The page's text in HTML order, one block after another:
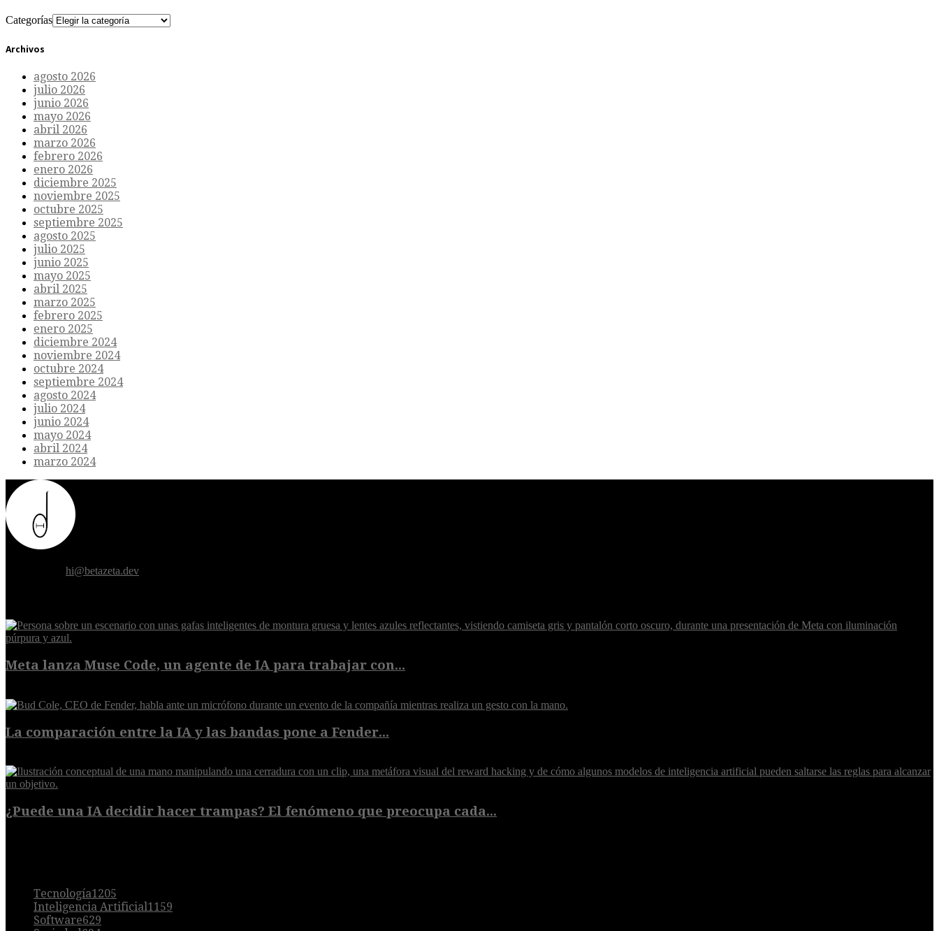
Categorías
Archivos
agosto 2026
julio 2026
junio 2026
mayo 2026
abril 2026
marzo 2026
febrero 2026
enero 2026
diciembre 2025
noviembre 2025
octubre 2025
septiembre 2025
agosto 2025
julio 2025
junio 2025
mayo 2025
abril 2025
marzo 2025
febrero 2025
enero 2025
diciembre 2024
noviembre 2024
octubre 2024
septiembre 2024
agosto 2024
julio 2024
junio 2024
mayo 2024
abril 2024
marzo 2024
hi@betazeta.dev
Meta lanza Muse Code, un agente de IA para trabajar con...
La comparación entre la IA y las bandas pone a Fender...
¿Puede una IA decidir hacer trampas? El fenómeno que preocupa cada...
Tecnología1205
Inteligencia Artificial1159
Software629